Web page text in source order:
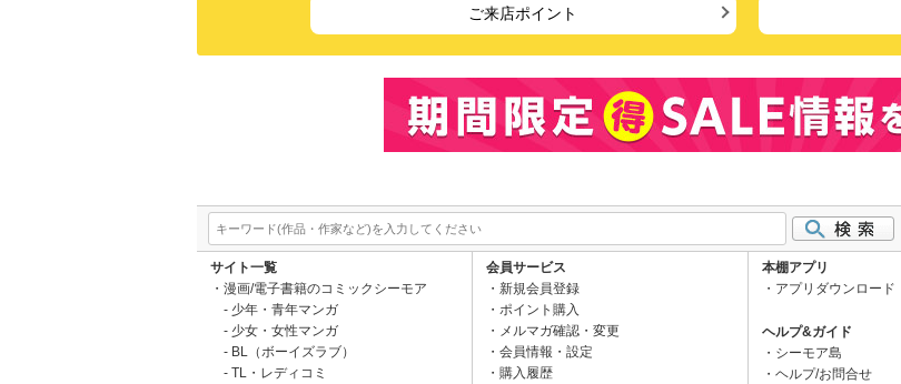
ご来店ポイント
サイト一覧
漫画/電子書籍のコミックシーモア
少年・青年マンガ
少女・女性マンガ
BL（ボーイズラブ）
TL・レディコミ
会員サービス
新規会員登録
ポイント購入
メルマガ確認・変更
会員情報・設定
購入履歴
本棚アプリ
アプリダウンロード
ヘルプ&ガイド
シーモア島
ヘルプ/お問合せ